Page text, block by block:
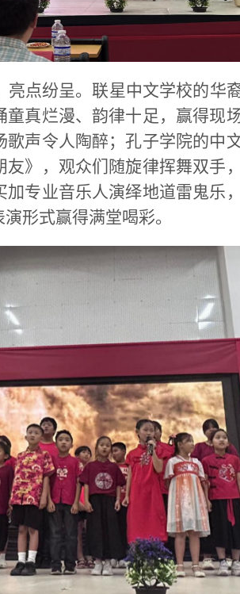
点纷呈。联星中文学校的华
真烂漫、韵律十足，赢得现
声令人陶醉；孔子学院的中
》，观众们随旋律挥舞双手
专业音乐人演绎地道雷鬼乐
形式赢得满堂喝彩。